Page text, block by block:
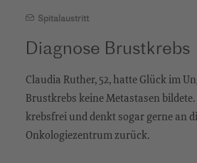
Spitalaustritt
Diagnose Brustkrebs
Claudia Ruther, 52, hatte Glück im
Brustkrebs keine Metastasen
krebsfrei und denkt sogar gerne an
Onkologiezentrum zurück.